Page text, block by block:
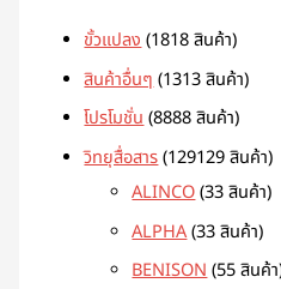
ขั้วแปลง 1818 สินค้า
สินค้าอื่นๆ 1313 สินค้า
โปรโมชั่น 8888 สินค้า
วิทยุสื่อสาร 129129 สินค้า
ALINCO 33 สินค้า
ALPHA 33 สินค้า
BENISON 55 สินค้า